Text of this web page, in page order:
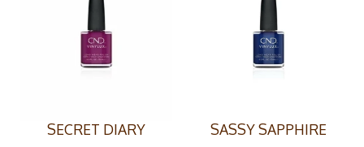
SECRET DIARY SASSY SAPPHIRE